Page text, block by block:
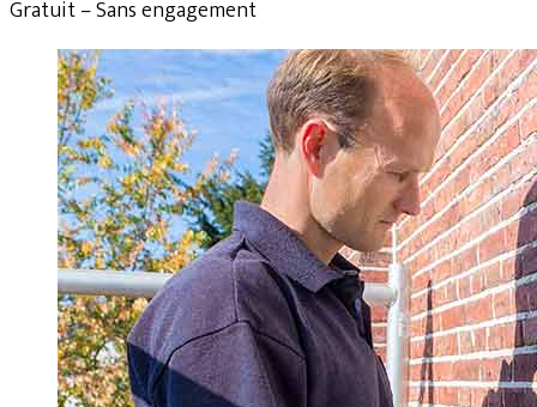
Gratuit – Sans engagement